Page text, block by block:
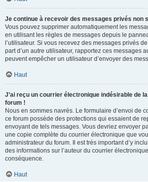
Je continue à recevoir des messages privés non
Vous pouvez supprimer automatiquement les
en utilisant les règles de messages depuis le
l’utilisateur. Si vous recevez des messages privés
part d’un autre utilisateur, rapportez ces messages
peuvent empêcher un utilisateur d’envoyer des
Haut
J’ai reçu un courrier électronique indésirable de
forum !
Nous en sommes navrés. Le formulaire d’envoi de
ce forum possède des protections qui essaient de
envoyant de tels messages. Vous devriez envoyer
une copie complète du courrier électronique que
administrateur du forum. Il est très important d’y
des informations sur l’auteur du courrier
conséquence.
Haut